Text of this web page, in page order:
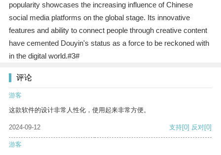
popularity showcases the increasing influence of Chinese
social media platforms on the global stage. Its innovative
features and ability to connect people through creative content
have cemented Douyin's status as a force to be reckoned with
in the digital world.#3#
评论
游客
这款软件的设计非常人性化，使用起来非常方便。
2024-09-12 支持[0] 反对[0]
游客